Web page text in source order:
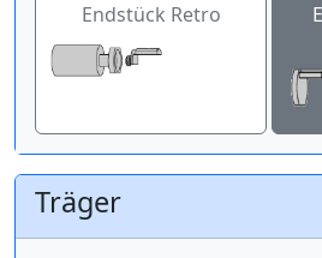
Endstück Retro
Träger